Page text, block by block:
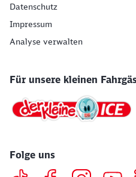
Datenschutz
Impressum
Analyse verwalten
Für unsere kleinen
Folge uns